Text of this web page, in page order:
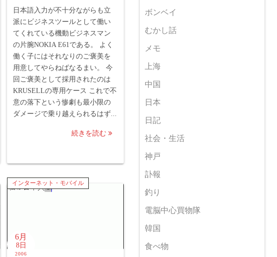
日本語入力が不十分ながらも立
派にビジネスツールとして働い
てくれている機動ビジネスマン
の片腕NOKIA E61である。 よく
働く子にはそれなりのご褒美を
用意してやらねばなるまい。 今
回ご褒美として採用されたのは
KRUSELLの専用ケース これで不
意の落下という惨劇も最小限の
ダメージで乗り越えられるはず...
続きを読む
インターネット・モバイル
6月
8日
2006
ボンベイ
むかし話
メモ
上海
中国
日本
日記
社会・生活
神戸
訃報
釣り
電脳中心買物隊
韓国
食べ物